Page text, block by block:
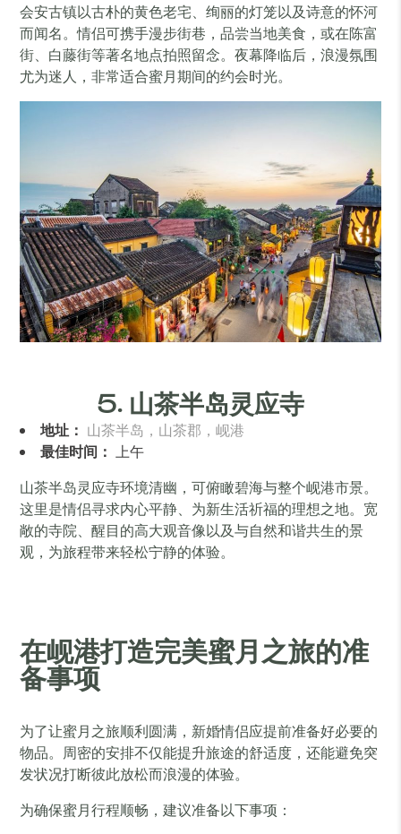
会安古镇以古朴的黄色老宅、绚丽的灯笼以及诗意的怀河
而闻名。情侣可携手漫步街巷，品尝当地美食，或在陈富
街、白藤街等著名地点拍照留念。夜幕降临后，浪漫氛围
尤为迷人，非常适合蜜月期间的约会时光。
5. 山茶半岛灵应寺
地址： 山茶半岛，山茶郡，岘港
最佳时间： 上午
山茶半岛灵应寺环境清幽，可俯瞰碧海与整个岘港市景。
这里是情侣寻求内心平静、为新生活祈福的理想之地。宽
敞的寺院、醒目的高大观音像以及与自然和谐共生的景
观，为旅程带来轻松宁静的体验。
在岘港打造完美蜜月之旅的准
备事项
为了让蜜月之旅顺利圆满，新婚情侣应提前准备好必要的
物品。周密的安排不仅能提升旅途的舒适度，还能避免突
发状况打断彼此放松而浪漫的体验。
为确保蜜月行程顺畅，建议准备以下事项：